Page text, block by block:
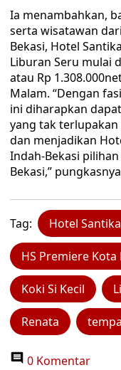
Ia menambahkan,
serta wisatawan
Bekasi, Hotel
Liburan Seru mulai
atau Rp
Malam. “Dengan
ini diharapkan
yang tak
dan menjadikan
Indah-Bekasi
Bekasi,”
Tag: Hotel
HS Premiere
Koki Si Kecil
Renata
0 Komentar